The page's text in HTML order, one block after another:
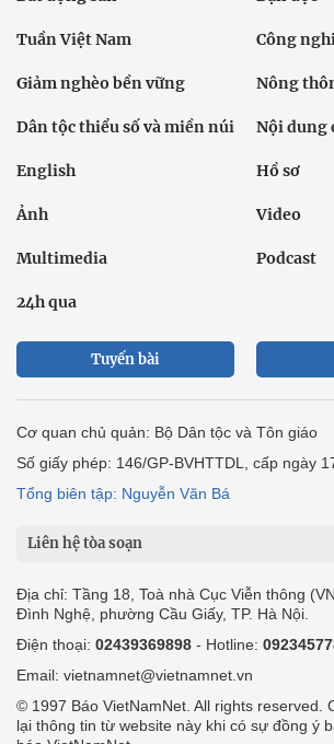
Tuần Việt Nam Công
Giảm nghèo bền vững Nông
Dân tộc thiểu số và miền núi Nội dung
English Hồ sơ
Ảnh Video
Multimedia Podcast
24h qua
Tuyến bài
Cơ quan chủ quản: Bộ Dân tộc và Tôn giáo
Số giấy phép: 146/GP-BVHTTDL, cấp ngày
Tổng biên tập: Nguyễn Văn Bá
Liên hệ tòa soạn
Địa chỉ: Tầng 18, Toà nhà Cục Viễn thông
Đình Nghệ, phường Cầu Giấy, TP. Hà Nội.
Điện thoại: 02439369898 - Hotline:
Email: vietnamnet@vietnamnet.vn
© 1997 Báo VietNamNet. All rights reserved.
lại thông tin từ website này khi có sự đồng ý